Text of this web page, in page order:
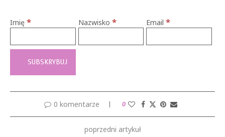
Imię * Nazwisko * Email*
0 komentarze 0
poprzedni artykuł